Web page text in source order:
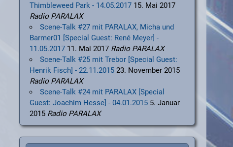
Thimbleweed Park - 14.05.2017 15. Mai 2017
Radio PARALAX
Scene-Talk #27 mit PARALAX, Micha und
Barmer01 [Special Guest: René Meyer] -
11.05.2017 11. Mai 2017 Radio PARALAX
Scene-Talk #25 mit Trebor [Special Guest:
Henrik Fisch] - 22.11.2015 23. November 2015
Radio PARALAX
Scene-Talk #24 mit PARALAX [Special
Guest: Joachim Hesse] - 04.01.2015 5. Januar
2015 Radio PARALAX